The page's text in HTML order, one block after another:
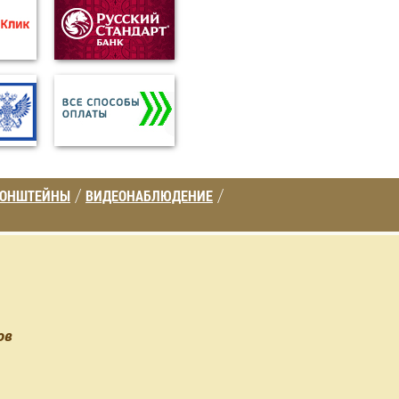
/ ВИДЕОНАБЛЮДЕНИЕ /